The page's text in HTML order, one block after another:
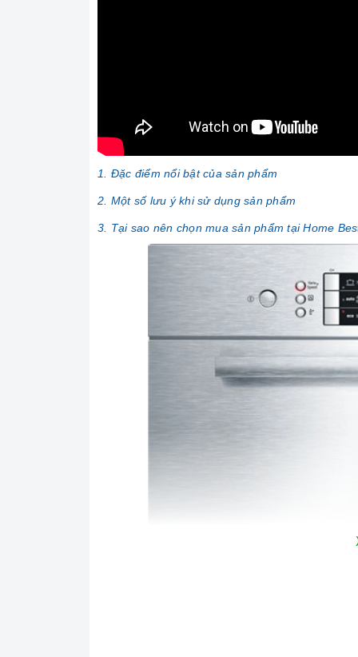
1. Đặc điểm nổi bật của sản phẩm
2. Một số lưu ý khi sử dụng sản phẩm
3. Tại sao nên chọn mua sản phẩm tại Home